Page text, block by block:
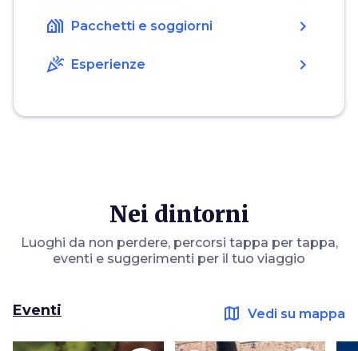
holiday_village Pacchetti e soggiorni chevron_right
celebration Esperienze chevron_right
Nei dintorni
Luoghi da non perdere, percorsi tappa per tappa,
eventi e suggerimenti per il tuo viaggio
Eventi map Vedi su mappa